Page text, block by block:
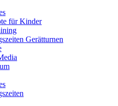
für Kinder
Gerätturnen